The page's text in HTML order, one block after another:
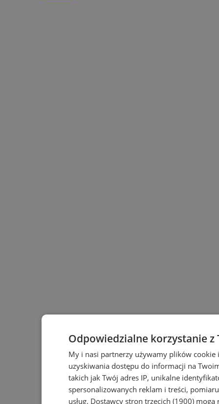
Odpowiedzialne korzystanie z
My i nasi partnerzy używamy plików
uzyskiwania dostępu do informacji na
takich jak Twój adres IP, unikalne
spersonalizowanych reklam i treści,
usług. Dostawcy stron trzecich (1900) mogą